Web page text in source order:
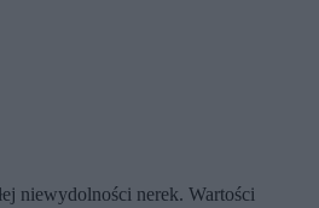
niewydolności nerek. Wartości